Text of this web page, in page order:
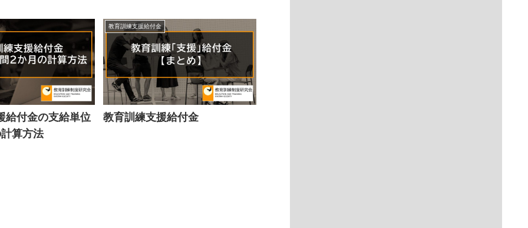
給付金の支給単位
算方法
教育訓練支援給付金
教育訓練支援給付金